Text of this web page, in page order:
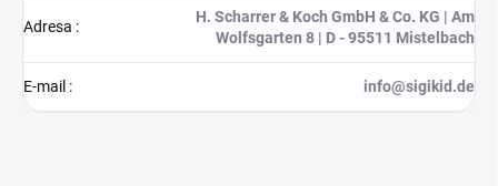
Adresa :
H. Scharrer & Koch GmbH & Co. KG | Am
Wolfsgarten 8 | D - 95511 Mistelbach
E-mail : info@sigikid.de